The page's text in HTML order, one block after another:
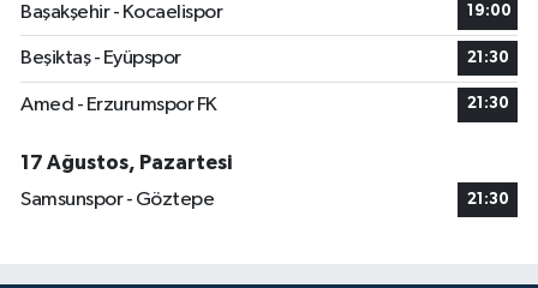
Başakşehir - Kocaelispor
19:00
Beşiktaş - Eyüpspor 21:30
Amed - Erzurumspor FK 21:30
17 Ağustos, Pazartesi
Samsunspor - Göztepe
21:30